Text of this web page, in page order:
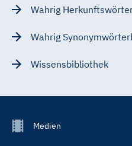
Wahrig
Wahrig
Wissensbibliothek
FooterMedien